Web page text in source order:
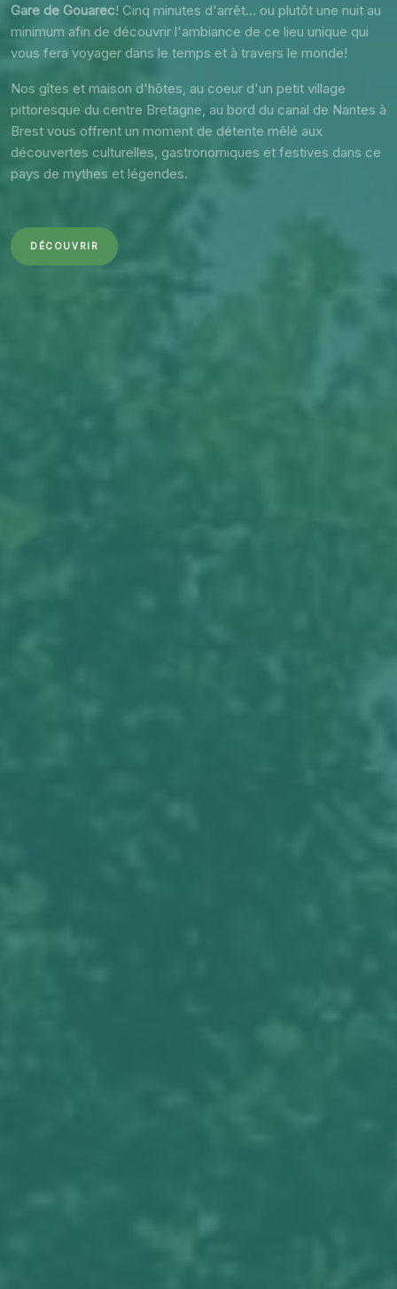
Gare de Gouarec! Cinq minutes d'arrêt... ou plutôt une nuit au
minimum afin de découvrir l'ambiance de ce lieu unique qui
vous fera voyager dans le temps et à travers le monde!
Nos gîtes et maison d'hôtes, au coeur d'un petit village
pittoresque du centre Bretagne, au bord du canal de Nantes à
Brest vous offrent un moment de détente mêlé aux
découvertes culturelles, gastronomiques et festives dans ce
pays de mythes et légendes.
DÉCOUVRIR